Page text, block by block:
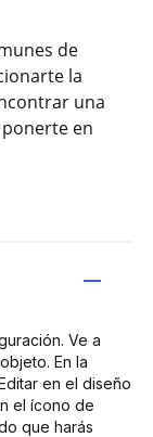
de
la
una
en
Ve a
En la
en el diseño
el ícono de
que harás